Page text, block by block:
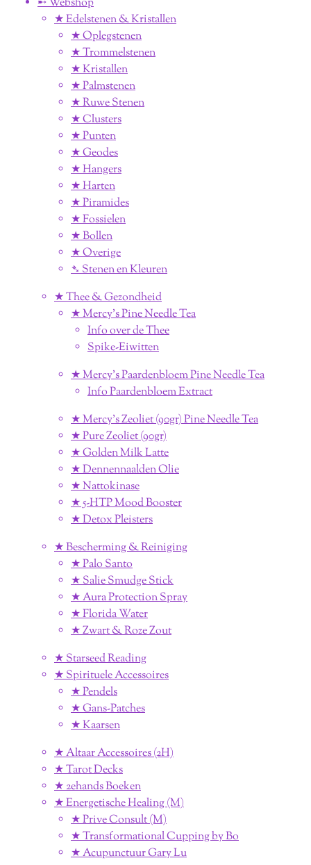
➸ Webshop
★ Edelstenen & Kristallen
★ Oplegstenen
★ Trommelstenen
★ Kristallen
★ Palmstenen
★ Ruwe Stenen
★ Clusters
★ Punten
★ Geodes
★ Hangers
★ Harten
★ Piramides
★ Fossielen
★ Bollen
★ Overige
➴ Stenen en Kleuren
★ Thee & Gezondheid
★ Mercy's Pine Needle Tea
Info over de Thee
Spike-Eiwitten
★ Mercy's Paardenbloem Pine Needle Tea
Info Paardenbloem Extract
★ Mercy's Zeoliet (90gr) Pine Needle Tea
★ Pure Zeoliet (90gr)
★ Golden Milk Latte
★ Dennennaalden Olie
★ Nattokinase
★ 5-HTP Mood Booster
★ Detox Pleisters
★ Bescherming & Reiniging
★ Palo Santo
★ Salie Smudge Stick
★ Aura Protection Spray
★ Florida Water
★ Zwart & Roze Zout
★ Starseed Reading
★ Spirituele Accessoires
★ Pendels
★ Gans-Patches
★ Kaarsen
★ Altaar Accessoires (2H)
★ Tarot Decks
★ 2ehands Boeken
★ Energetische Healing (M)
★ Prive Consult (M)
★ Transformational Cupping by Bo
★ Acupunctuur Gary Lu